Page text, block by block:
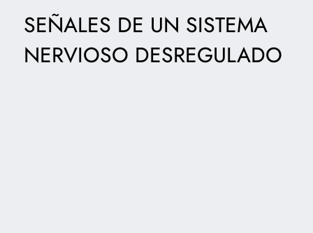
SEÑALES DE UN SISTEMA
NERVIOSO DESREGULADO